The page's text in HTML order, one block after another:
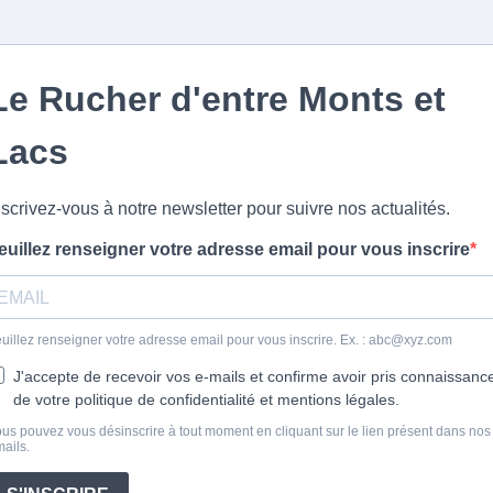
Rucher d'entre Monts et
vous à notre newsletter pour suivre nos actualités.
renseigner votre adresse email pour vous inscrire
renseigner votre adresse email pour vous inscrire. Ex. : abc@xyz.com
J'accepte de recevoir vos e-mails et confirme avoir pris
de votre politique de confidentialité et mentions légales.
pouvez vous désinscrire à tout moment en cliquant sur le lien présent dans nos